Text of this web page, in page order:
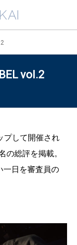
vol.2
プして開催され
の総評を掲載。
一日を審査員の